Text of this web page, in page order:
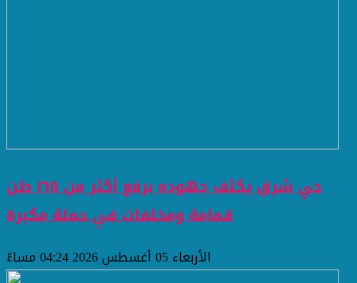
حي شرق يكثف جهوده برفع أكثر من ١٦٥ طن
قمامة ومخلفات في حملة مكبرة
الأربعاء 05 أغسطس 2026 04:24 مساءً